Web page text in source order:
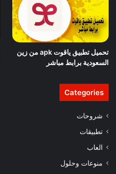
تحميل تطبيق ياقوت apk من زين
السعودية برابط مباشر
Categories
شروحات
تطبيقات
العاب
منوعات وحلول